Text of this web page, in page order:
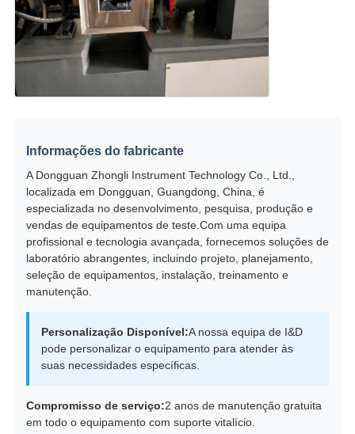
Informações do fabricante
A Dongguan Zhongli Instrument Technology Co., Ltd.,
localizada em Dongguan, Guangdong, China, é
especializada no desenvolvimento, pesquisa, produção e
vendas de equipamentos de teste.Com uma equipa
profissional e tecnologia avançada, fornecemos soluções de
laboratório abrangentes, incluindo projeto, planejamento,
seleção de equipamentos, instalação, treinamento e
manutenção.
Personalização Disponível:A nossa equipa de I&D
pode personalizar o equipamento para atender às
suas necessidades específicas.
Compromisso de serviço:2 anos de manutenção gratuita
em todo o equipamento com suporte vitalício.